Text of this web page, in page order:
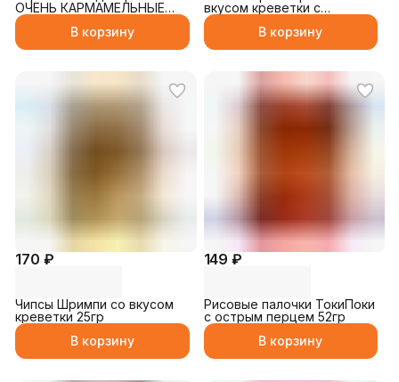
ОЧЕНЬ КАРМАМЕЛЬНЫЕ
ДЕЛА чёрная со вкусом
колы 10грВ корзину
вкусом креветки с
чесночным маслом 25гр
В корзину
170 ₽
Чипсы Шримпи со вкусом
креветки 25гр
В корзину
149 ₽
Рисовые палочки ТокиПоки
с острым перцем 52гр
В корзину